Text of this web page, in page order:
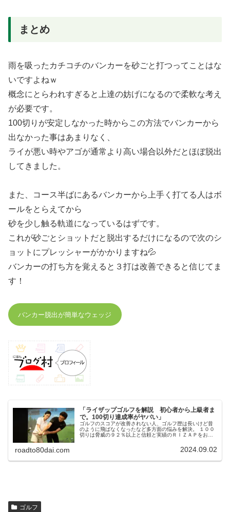
まとめ
雨を吸ったカチコチのバンカーを砂ごと打つってことはな
いですよねｗ
概念にとらわれすぎると上達の妨げになるので柔軟な考え
が必要です。
100切りが安定しなかった時からこの方法でバンカーから
出なかった事はあまりなく、
ライが悪い時やアゴが通常より高い場合以外だとほぼ脱出
してきました。
また、コース半ばにあるバンカーから上手く打てる人はボ
ールをとらえてから
砂を少し触る軌道になっているはずです。
これが砂ごとショットだと脱出するだけになるので次のシ
ョットにプレッシャーがかかりますね💦
バンカーの打ち方を覚えると３打は改善できると信じてま
す！
バンカー脱出が簡単なウェッジ
「ライザップゴルフを解説 初心者から上級者ま
で。100切り達成率がヤバい」
ゴルフのスコアが改善されない人、ゴルフ歴は長いけど昔
のように飛ばなくなったなど多方面の悩みを解決。 １００
切りは脅威の９２％以上と信頼と実績のＲＩＺＡＰをお勧
roadto80dai.com 2024.09.02
ゴルフ